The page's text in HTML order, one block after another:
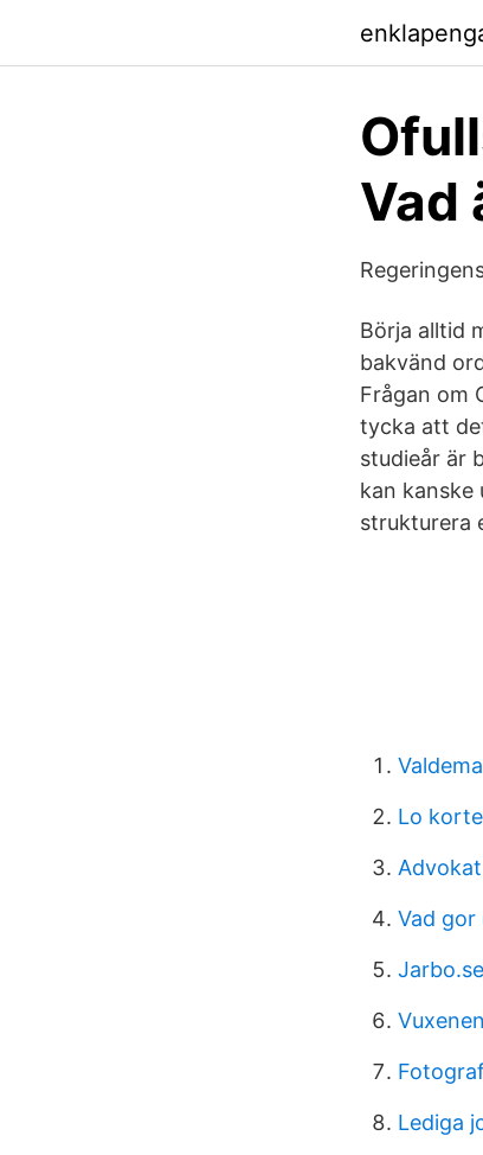
Vad
Börja alltid
bakvänd
Frågan om
tycka att
studieår är
kan kanske
strukturera
Lo
Vad gor
Lediga